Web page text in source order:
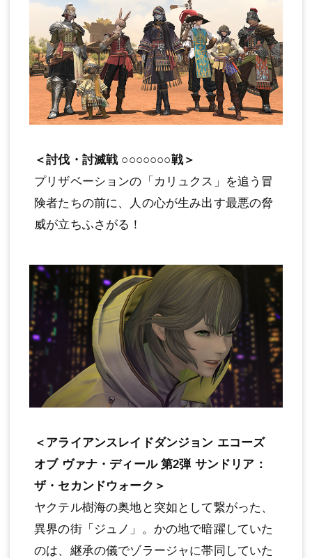
＜討伐・討滅戦 ○○○○○○○戦＞
プリザベーションの「カリュクス」を追う冒
険者たちの前に、人の心が生み出す最悪の脅
威が立ちふさがる！
＜アライアンスレイドダンジョン エコーズ
オブ ヴァナ・ディール 第2弾 サンドリア：
ザ・セカンドウォーク＞
ヤクテル樹海の奥地と突如として繋がった、
異界の街「ジュノ」。かの地で暗躍していた
のは、継承の儀でゾラージャに帯同していた